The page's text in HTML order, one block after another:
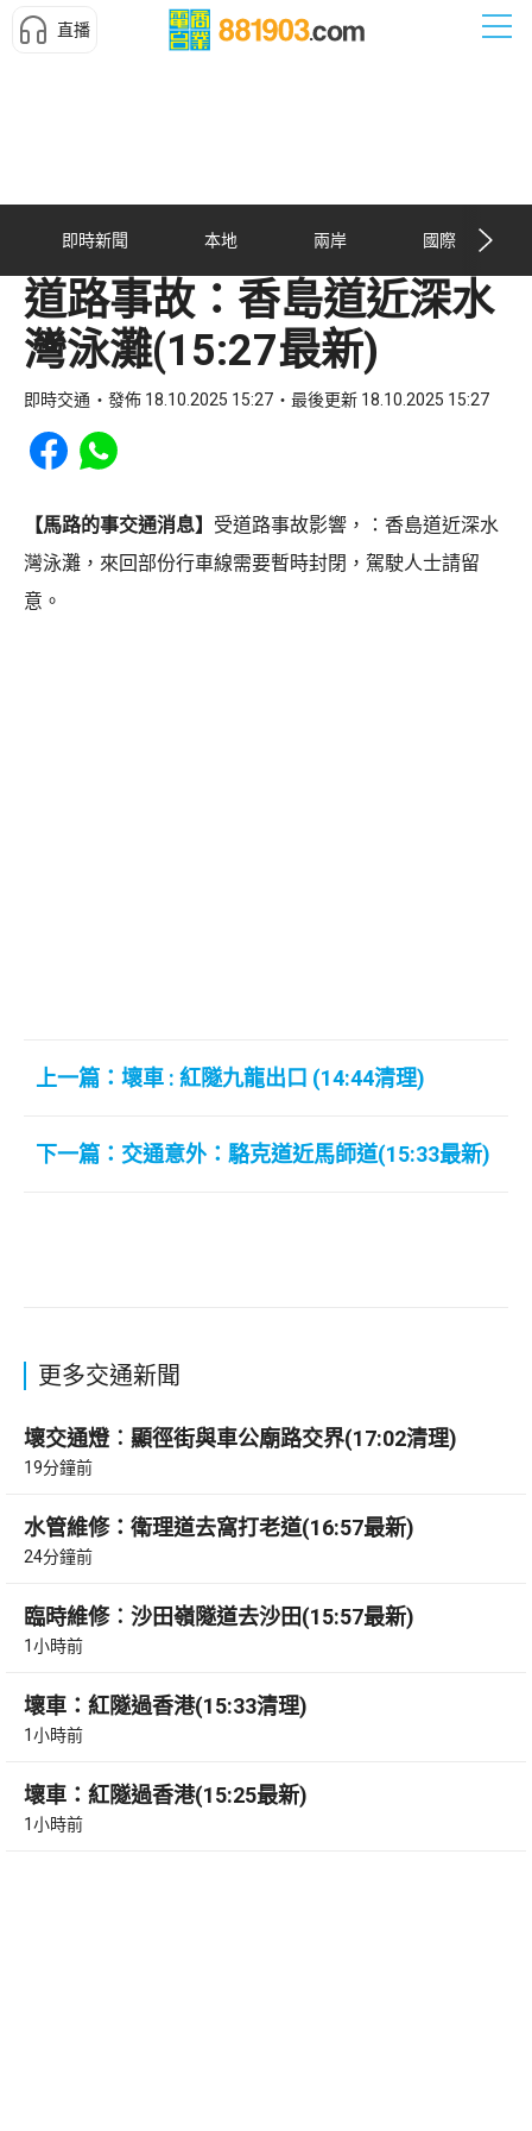
直播
即時新聞 本地 兩岸 國際
道路事故：香島道近深水
灣泳灘(15:27最新)
即時交通 發佈 18.10.2025 15:27 最後更新 18.10.2025 15:27
Share to Facebook
Share to WhatsApp
【馬路的事交通消息】 受道路事故影響，：香島道近深水
灣泳灘，來回部份行車線需要暫時封閉，駕駛人士請留
意。
上一篇：壞車 : 紅隧九龍出口 (14:44清理)
下一篇：交通意外：駱克道近馬師道(15:33最新)
更多交通新聞
壞交通燈︰顯徑街與車公廟路交界(17:02清理)
19分鐘前
水管維修：衛理道去窩打老道(16:57最新)
24分鐘前
臨時維修︰沙田嶺隧道去沙田(15:57最新)
1小時前
壞車：紅隧過香港(15:33清理)
1小時前
壞車：紅隧過香港(15:25最新)
1小時前